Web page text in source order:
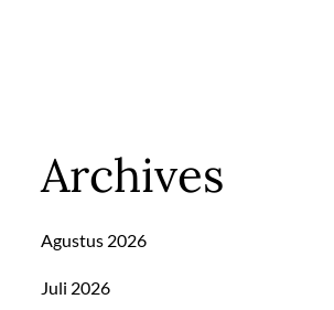
Archives
Agustus 2026
Juli 2026